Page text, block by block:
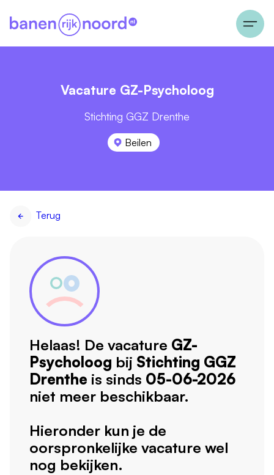
Vacature GZ-Psycholoog
Stichting GGZ Drenthe
Beilen
Terug
Helaas! De vacature GZ-
Psycholoog bij Stichting GGZ
Drenthe is sinds 05-06-2026
niet meer beschikbaar.
Hieronder kun je de
oorspronkelijke vacature wel
nog bekijken.